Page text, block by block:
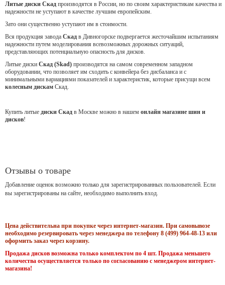
Литые диски Скад производятся в России, но по своим характеристикам качества и
надежности не уступают в качестве лучшим европейским.
Зато они существенно уступают им в стоимости.
Вся продукция завода Скад в Дивногорске подвергается жесточайшим испытаниям
надежности путем моделирования всевозможных дорожных ситуаций,
представляющих потенциальную опасность для дисков.
Литые диски Скад (Skad) производятся на самом современном западном
оборудовании, что позволяет им сходить с конвейера без дисбаланса и с
минимальными вариациями показателей и характеристик, которые присущи всем
колесным дискам Скад.
Купить литые диски Скад в Москве можно в нашем онлайн магазине шин и
дисков!
Отзывы о товаре
Добавление оценок возможно только для зарегистрированных пользователей. Если
вы зарегистрированы на сайте, необходимо выполнить вход.
Цена действительна при покупке через интернет-магазин. При самовывозе
необходимо резервировать через менеджера по телефону 8 (499) 964-48-13 или
оформить заказ через корзину.
Продажа дисков возможна только комплектом по 4 шт. Продажа меньшего
количества осуществляется только по согласованию с менеджером интернет-
магазина!